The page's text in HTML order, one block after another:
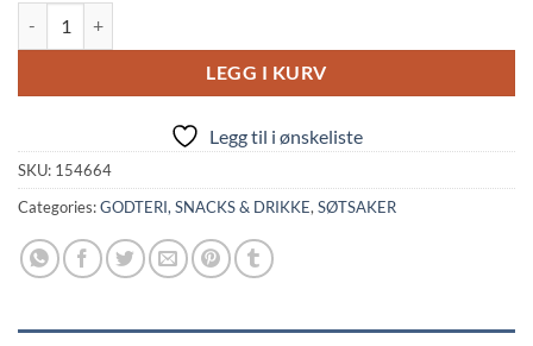
LEGG I KURV
Legg til i ønskeliste
SKU: 154664
Categories:GODTERI, SNACKS & DRIKKE, SØTSAKER